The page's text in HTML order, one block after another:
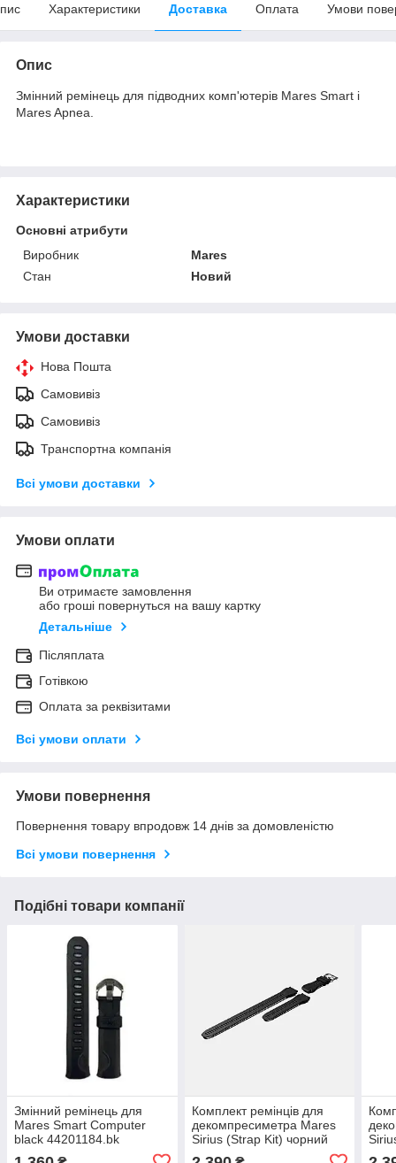
Характеристики Доставка Оплата Умови
Опис
Змінний ремінець для підводних комп'ютерів Mares Smart і
Mares Apnea.
Характеристики
Основні атрибути
Виробник
Mares
Стан
Новий
Умови доставки
Нова Пошта
Самовивіз
Самовивіз
Транспортна компанія
Всі умови доставки
Умови оплати
Ви отримаєте замовлення
або гроші повернуться на вашу картку
Детальніше
Післяплата
Готівкою
Оплата за реквізитами
Всі умови оплати
Умови повернення
Повернення товару впродовж 14 днів за домовленістю
Всі умови повернення
Подібні товари компанії
Змінний ремінець для
Mares Smart Computer
black 44201184.bk
Комплект ремінців для
декомпресиметра Mares
Sirius (Strap Kit) чорний